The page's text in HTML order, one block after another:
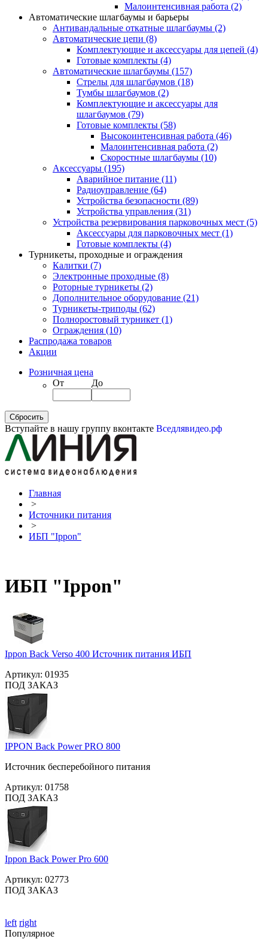
Малоинтенсивная работа (2)
Автоматические шлагбаумы и барьеры
Антивандальные откатные шлагбаумы (2)
Автоматические цепи (8)
Комплектующие и аксессуары для цепей (4)
Готовые комплекты (4)
Автоматические шлагбаумы (157)
Стрелы для шлагбаумов (18)
Тумбы шлагбаумов (2)
Комплектующие и аксессуары для
шлагбаумов (79)
Готовые комплекты (58)
Высокоинтенсивная работа (46)
Малоинтенсивная работа (2)
Скоростные шлагбаумы (10)
Аксессуары (195)
Аварийное питание (11)
Радиоуправление (64)
Устройства безопасности (89)
Устройства управления (31)
Устройства резервирования парковочных мест (5)
Аксессуары для парковочных мест (1)
Готовые комплекты (4)
Турникеты, проходные и ограждения
Калитки (7)
Электронные проходные (8)
Роторные турникеты (2)
Дополнительное оборудование (21)
Турникеты-триподы (62)
Полноростовый турникет (1)
Ограждения (10)
Распродажа товаров
Акции
Розничная цена
От
До
Вступайте в нашу группу вконтакте Вседлявидео.рф
Главная
>
Источники питания
>
ИБП "Ippon"
ИБП "Ippon"
Ippon Back Verso 400 Источник питания ИБП
Артикул: 01935
ПОД ЗАКАЗ
IPPON Back Power PRO 800
Источник бесперебойного питания
Артикул: 01758
ПОД ЗАКАЗ
Ippon Back Power Pro 600
Артикул: 02773
ПОД ЗАКАЗ
left right
Популярное